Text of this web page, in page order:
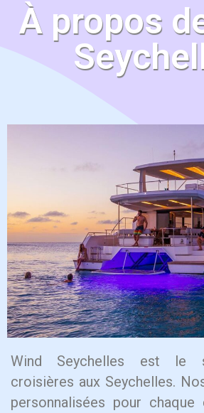
À propos
Wind Seychelles est le
croisières aux Seychelles.
personnalisées pour